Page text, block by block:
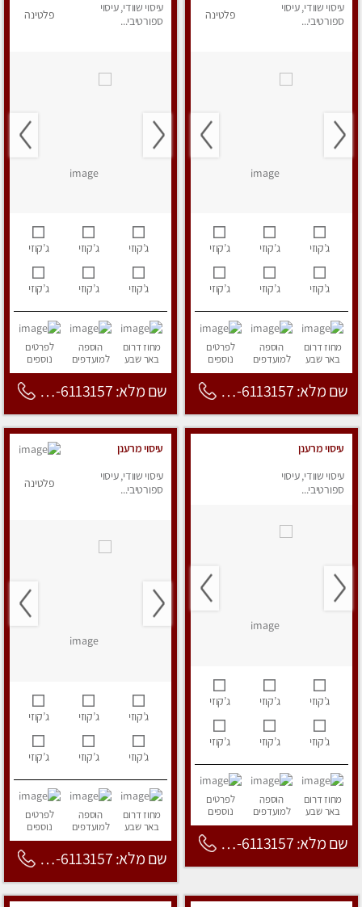
עיסוי שוודי, עיסוי
ספורטיבי...
פלטינה
ג’קוזי ג’קוזי ג’קוזי
ג’קוזי ג’קוזי ג’קוזי
מחוז דרום
באר שבע
הוספה
למועדפים
לפרטים
נוספים
שם מלא: 053-6113157
עיסוי שוודי, עיסוי
ספורטיבי...
פלטינה
ג’קוזי ג’קוזי ג’קוזי
ג’קוזי ג’קוזי ג’קוזי
מחוז דרום
באר שבע
הוספה
למועדפים
לפרטים
נוספים
שם מלא: 053-6113157
עיסוי מרענן
עיסוי שוודי, עיסוי
ספורטיבי...
ג’קוזי ג’קוזי ג’קוזי
ג’קוזי ג’קוזי ג’קוזי
מחוז דרום
באר שבע
הוספה
למועדפים
לפרטים
נוספים
שם מלא: 053-6113157
עיסוי מרענן
עיסוי שוודי, עיסוי
ספורטיבי...
פלטינה
ג’קוזי ג’קוזי ג’קוזי
ג’קוזי ג’קוזי ג’קוזי
מחוז דרום
באר שבע
הוספה
למועדפים
לפרטים
נוספים
שם מלא: 053-6113157